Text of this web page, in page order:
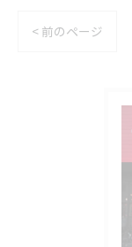
< 前のページ